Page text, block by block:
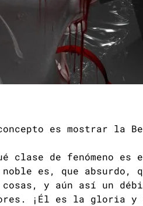
es mostrar la
clase de fenómeno es
noble es, que
y aún así un
¡Él es la gloria y